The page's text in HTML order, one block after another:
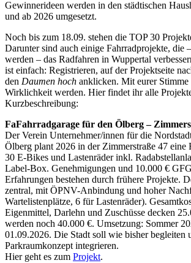
Gewinnerideen werden in den städtischen
und ab 2026 umgesetzt.
Noch bis zum 18.09. stehen die TOP 30
Darunter sind auch einige Fahrradprojekte, die
werden – das Radfahren in Wuppertal
ist einfach: Registrieren, auf der Projektseite
den Daumen hoch anklicken. Mit eurer
Wirklichkeit werden. Hier findet ihr alle
Kurzbeschreibung:
FaFahrradgarage für den Ölberg –
Der Verein Unternehmer/innen für die
Ölberg plant 2026 in der Zimmerstraße 47 eine
30 E-Bikes und Lastenräder inkl.
Label-Box. Genehmigungen und 10.000 €
Erfahrungen bestehen durch frühere Projekte.
zentral, mit ÖPNV-Anbindung und hoher
Wartelistenplätze, 6 für Lastenräder).
Eigenmittel, Darlehn und Zuschüsse decken
werden noch 40.000 €. Umsetzung: Sommer
01.09.2026. Die Stadt soll wie bisher begleiten
Parkraumkonzept integrieren.
Hier geht es zum Projekt.